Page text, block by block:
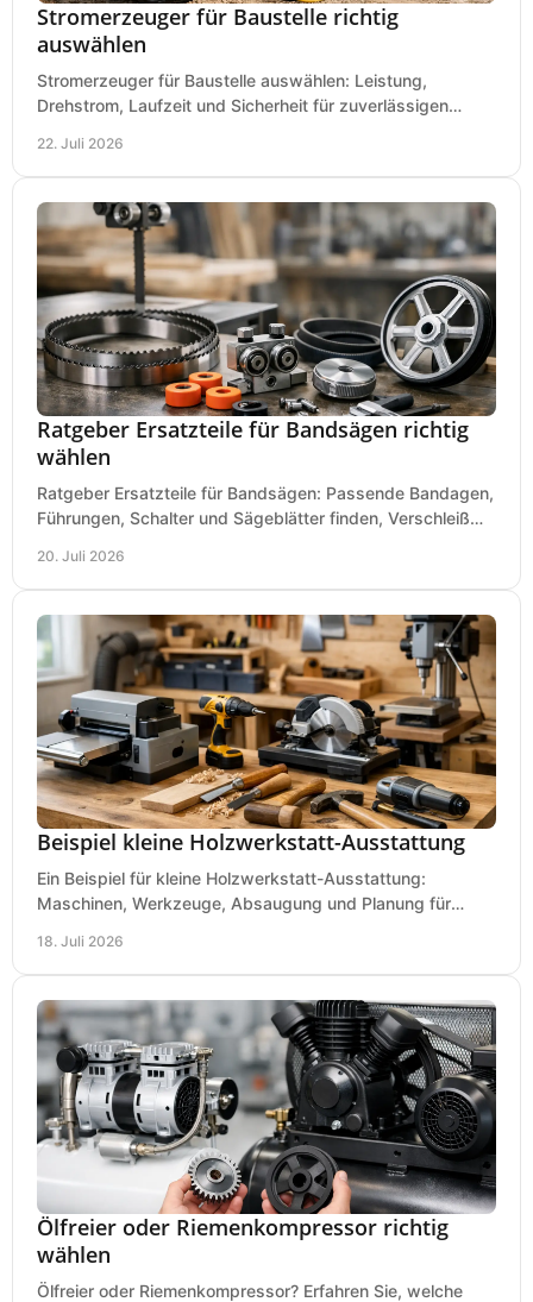
Stromerzeuger für Baustelle richtig
auswählen
Stromerzeuger für Baustelle auswählen: Leistung,
Drehstrom, Laufzeit und Sicherheit für zuverlässigen
22. Juli 2026
Ratgeber Ersatzteile für Bandsägen richtig
wählen
Ratgeber Ersatzteile für Bandsägen: Passende Bandagen,
Führungen, Schalter und Sägeblätter finden, Verschleiß
20. Juli 2026
Beispiel kleine Holzwerkstatt-Ausstattung
Ein Beispiel für kleine Holzwerkstatt-Ausstattung:
Maschinen, Werkzeuge, Absaugung und Planung für
18. Juli 2026
Ölfreier oder Riemenkompressor richtig
wählen
Ölfreier oder Riemenkompressor? Erfahren Sie, welche